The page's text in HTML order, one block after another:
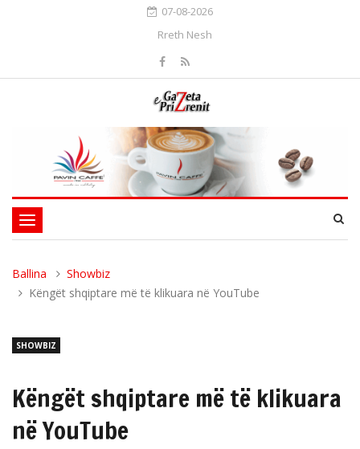
07-08-2026
Rreth Nesh
Toggle
navigation
Ballina
Showbiz
Këngët shqiptare më të klikuara në YouTube
SHOWBIZ
Këngët shqiptare më të klikuara
në YouTube